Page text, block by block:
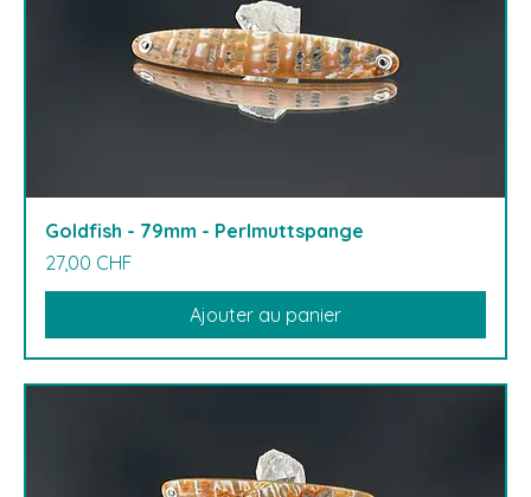
Goldfish - 79mm - Perlmuttspange
Prix
27,00 CHF
Ajouter au panier